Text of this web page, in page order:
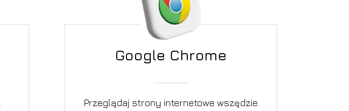
Google Chrome
Przeglądaj strony internetowe wszędzie